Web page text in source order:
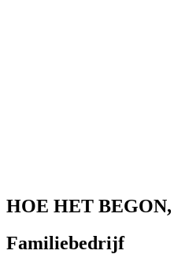
HOE HET
Familiebedrijf